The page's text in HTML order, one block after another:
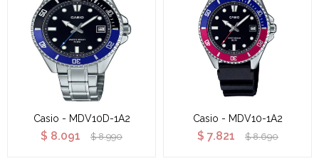
Casio - MDV10D-1A2
$ 8.091 $ 8.990
Casio - MDV10-1A2
$ 7.821 $ 8.690